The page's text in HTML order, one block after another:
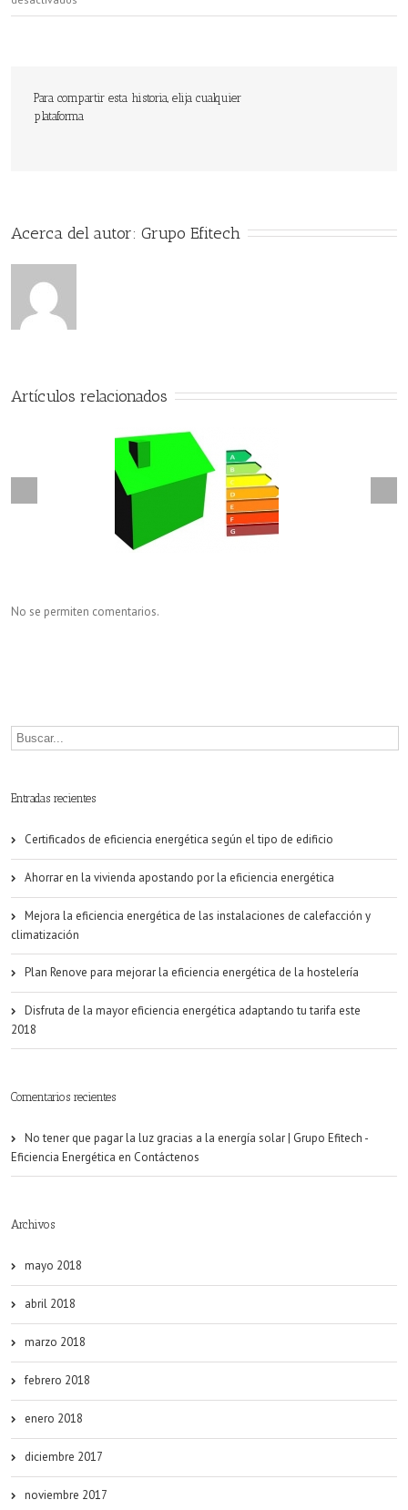
ahorrar
casi
Para compartir esta historia, elija cualquier
plataforma
Acerca del autor: Grupo Efitech
Artículos relacionados
No se permiten comentarios.
Entradas recientes
Certificados de eficiencia energética según el tipo de edificio
Ahorrar en la vivienda apostando por la eficiencia energética
Mejora la eficiencia energética de las instalaciones de calefacción y
climatización
Plan Renove para mejorar la eficiencia energética de la hostelería
Disfruta de la mayor eficiencia energética adaptando tu tarifa este
2018
Comentarios recientes
No tener que pagar la luz gracias a la energía solar | Grupo Efitech -
Eficiencia Energética en Contáctenos
Archivos
mayo 2018
abril 2018
marzo 2018
febrero 2018
enero 2018
diciembre 2017
noviembre 2017